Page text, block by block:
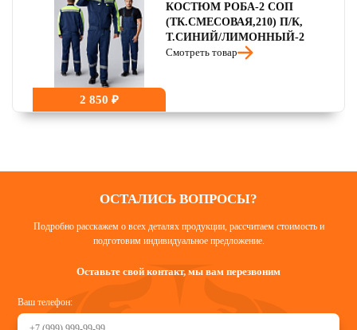
2 850 ₽
КОСТЮМ РОБА-2 СОП
(ТК.СМЕСОВАЯ,210) П/К,
Т.СИНИЙ/ЛИМОННЫЙ-2
Смотреть товар
ОСТАЛИСЬ ВОПРОСЫ?
Подробно расскажем о всех деталях продукции, рассчитаем стоимость и
подготовим индивидуальное предложение.
Оставьте свой контакт, мы вам перезвоним
Ваш телефон: